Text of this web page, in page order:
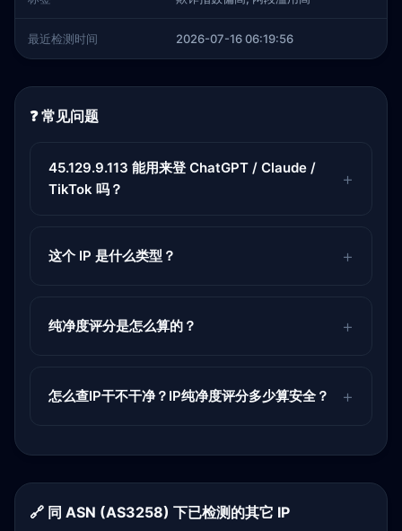
最近检测时间 2026-07-16 06:19:56
❓ 常见问题
45.129.9.113 能用来登 ChatGPT / Claude /
TikTok 吗？
这个 IP 是什么类型？
纯净度评分是怎么算的？
怎么查IP干不干净？IP纯净度评分多少算安全？
🔗 同 ASN (AS3258) 下已检测的其它 IP